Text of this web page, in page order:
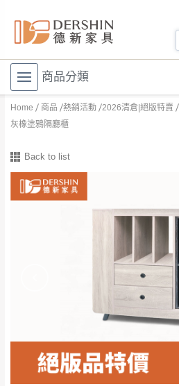
商品分類
Home 商品 熱銷活動 2026清倉|絕版特賣
灰橡塗鴉隔廳櫃
Back to list